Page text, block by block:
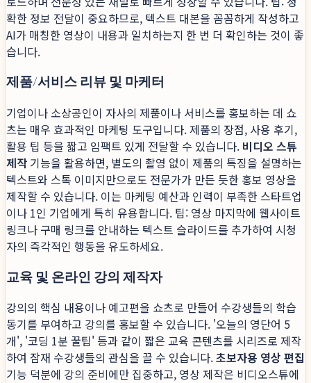
확한 정보 전달이 중요하므로, 텍스트 대본을 꼼꼼하게 작성하고
AI가 매칭한 영상이 내용과 일치하는지 한 번 더 확인하는 것이 좋
습니다.
제품/서비스 리뷰 및 마케터
기업이나 소상공인이 자사의 제품이나 서비스를 홍보하는 데 쇼
츠는 매우 효과적인 마케팅 도구입니다. 제품의 장점, 사용 후기,
활용 팁 등을 짧고 임팩트 있게 전달할 수 있습니다. 비디오 스튜
제작 기능을 활용하면, 별도의 촬영 없이 제품의 특징을 설명하는
텍스트와 스톡 이미지만으로도 전문가가 만든 듯한 홍보 영상을
제작할 수 있습니다. 이는 마케팅 예산과 인력이 부족한 스타트업
이나 1인 기업에게 특히 유용합니다. 팁: 영상 마지막에 웹사이트
링크나 구매 링크를 안내하는 텍스트 슬라이드를 추가하여 시청
자의 즉각적인 행동을 유도하세요.
교육 및 온라인 강의 제작자
강의의 핵심 내용이나 예고편을 쇼츠로 만들어 수강생들의 학습
동기를 부여하고 강의를 홍보할 수 있습니다. '오늘의 영단어 5
개', '코딩 1분 꿀팁' 등과 같이 짧은 교육 콘텐츠를 시리즈로 제작
하여 잠재 수강생들의 관심을 끌 수 있습니다.초보자용 영상 편집
기능 덕분에 강의 준비에만 집중하고, 영상 제작은 비디오스튜에